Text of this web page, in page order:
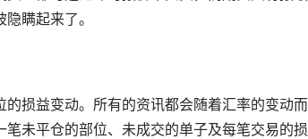
瞒起来了。
损益变动。所有的资讯都会随着汇率的变动
未平仓的部位、未成交的单子及每笔交易的损